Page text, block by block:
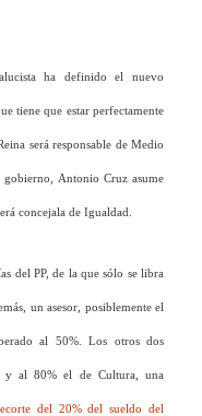
ha definido el nuevo
tiene que estar perfectamente
será responsable de Medio
Antonio Cruz asume
concejala de Igualdad.
del PP, de la que sólo se libra
un asesor, posiblemente el
al 50%. Los otros dos
y al 80% el de Cultura, una
del 20% del sueldo del